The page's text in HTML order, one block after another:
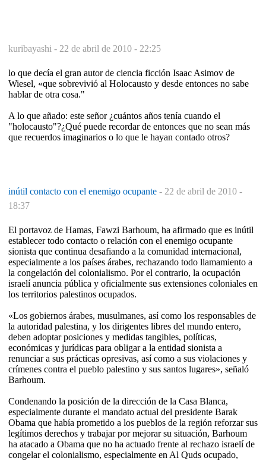
kuribayashi - 22 de abril de 2010 - 22:25
lo que decía el gran autor de ciencia ficción Isaac Asimov de
Wiesel, «que sobrevivió al Holocausto y desde entonces no sabe
hablar de otra cosa."
A lo que añado: este señor ¿cuántos años tenía cuando el
"holocausto"?¿Qué puede recordar de entonces que no sean más
que recuerdos imaginarios o lo que le hayan contado otros?
inútil contacto con el enemigo ocupante - 22 de abril de 2010 -
18:37
El portavoz de Hamas, Fawzi Barhoum, ha afirmado que es inútil
establecer todo contacto o relación con el enemigo ocupante
sionista que continua desafiando a la comunidad internacional,
especialmente a los países árabes, rechazando todo llamamiento a
la congelación del colonialismo. Por el contrario, la ocupación
israelí anuncia pública y oficialmente sus extensiones coloniales en
los territorios palestinos ocupados.
«Los gobiernos árabes, musulmanes, así como los responsables de
la autoridad palestina, y los dirigentes libres del mundo entero,
deben adoptar posiciones y medidas tangibles, políticas,
económicas y jurídicas para obligar a la entidad sionista a
renunciar a sus prácticas opresivas, así como a sus violaciones y
crímenes contra el pueblo palestino y sus santos lugares», señaló
Barhoum.
Condenando la posición de la dirección de la Casa Blanca,
especialmente durante el mandato actual del presidente Barak
Obama que había prometido a los pueblos de la región reforzar sus
legítimos derechos y trabajar por mejorar su situación, Barhoum
ha atacado a Obama que no ha actuado frente al rechazo israelí de
congelar el colonialismo, especialmente en Al Quds ocupado,